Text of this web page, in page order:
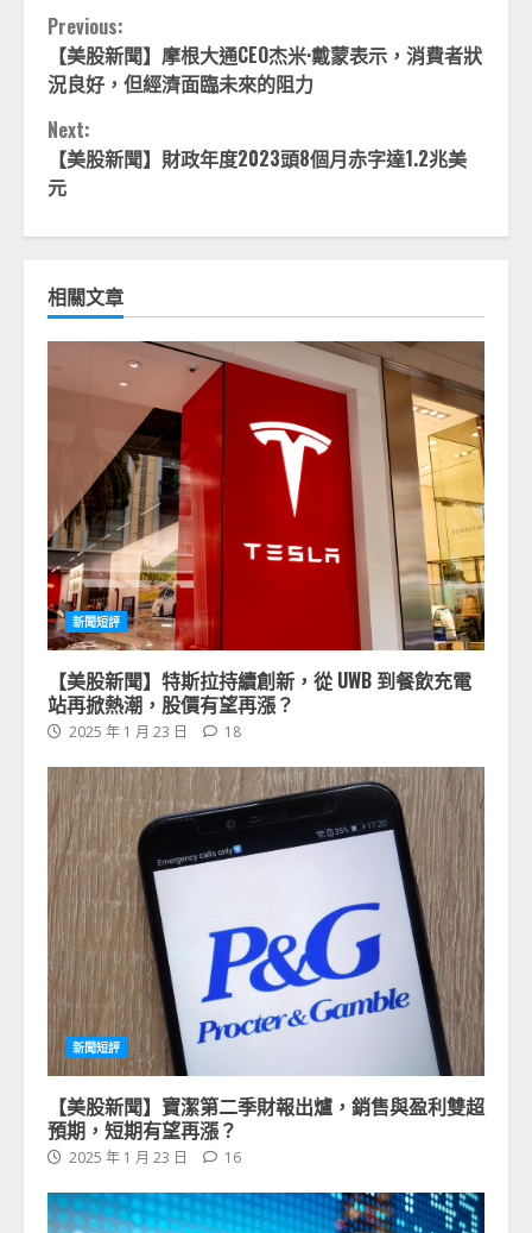
Continue
Reading
Previous:
【美股新聞】摩根大通CEO杰米·戴蒙表示，消費者狀
況良好，但經濟面臨未來的阻力
Next:
【美股新聞】財政年度2023頭8個月赤字達1.2兆美
元
相關文章
新聞短評
【美股新聞】特斯拉持續創新，從 UWB 到餐飲充電
站再掀熱潮，股價有望再漲？
2025 年 1 月 23 日 18
新聞短評
【美股新聞】寶潔第二季財報出爐，銷售與盈利雙超
預期，短期有望再漲？
2025 年 1 月 23 日 16